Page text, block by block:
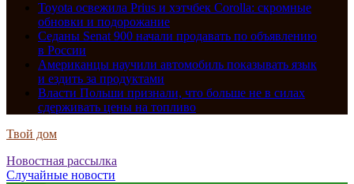
Toyota освежила Prius и хэтчбек Corolla: скромные
обновки и подорожание
Седаны Senat 900 начали продавать по объявлению
в России
Американцы научили автомобиль показывать язык
и ездить за продуктами
Власти Польши признали, что больше не в силах
сдерживать цены на топливо
Твой дом
Новостная рассылка
Случайные новости